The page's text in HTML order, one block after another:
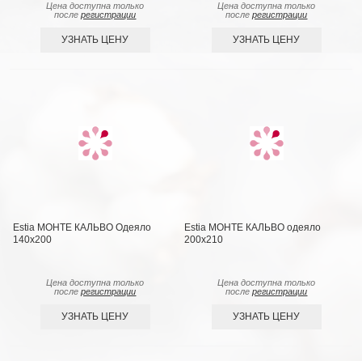
Цена доступна только
послерегистрации
УЗНАТЬ ЦЕНУ
Цена доступна только
послерегистрации
УЗНАТЬ ЦЕНУ
Estia МОНТЕ КАЛЬВО Одеяло
140х200
Цена доступна только
послерегистрации
УЗНАТЬ ЦЕНУ
Estia МОНТЕ КАЛЬВО одеяло
200х210
Цена доступна только
послерегистрации
УЗНАТЬ ЦЕНУ